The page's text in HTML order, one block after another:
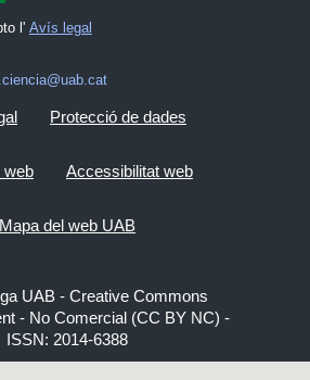
l' Avís legal
Protecció de dades
web Accessibilitat web
Mapa del web UAB
UAB - Creative Commons
- No Comercial (CC BY NC) -
ISSN: 2014-6388